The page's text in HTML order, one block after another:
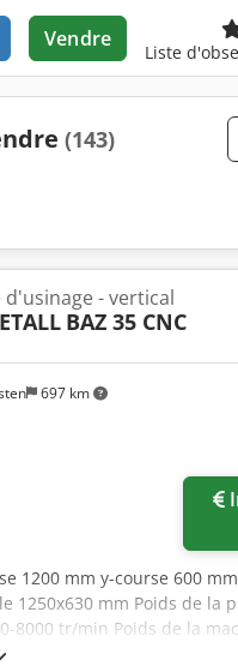
Vendre
Liste
(143)
697 km
d'usinage - vertical
BAZ 35 CNC
Information sur le
1200 mm y-course 600
1250x630 mm Poids de la
8000 tr/min Poids de la
données techniques